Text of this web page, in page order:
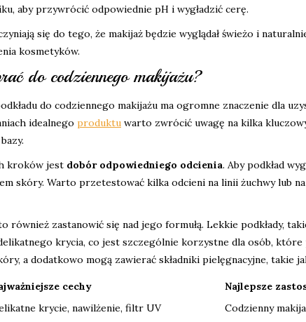
aby przywrócić odpowiednie pH i wygładzić cerę.
się do tego, że makijaż będzie wyglądał świeżo i
kosmetyków.
do codziennego makijażu?
do codziennego makijażu ma ogromne znaczenie dla
idealnego produktu warto zwrócić uwagę na kilka
kroków jest dobór odpowiedniego odcienia. Aby podkład
skóry. Warto przetestować kilka odcieni na linii żuchwy lub na
również zastanowić się nad jego formułą. Lekkie podkłady,
krycia, co jest szczególnie korzystne dla osób,
a dodatkowo mogą zawierać składniki pielęgnacyjne, takie
cechy
Najlepsze
krycie, nawilżenie, filtr UV
Codzienny